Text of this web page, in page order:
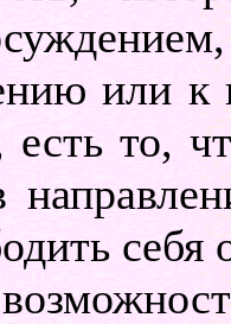
или к
есть то,